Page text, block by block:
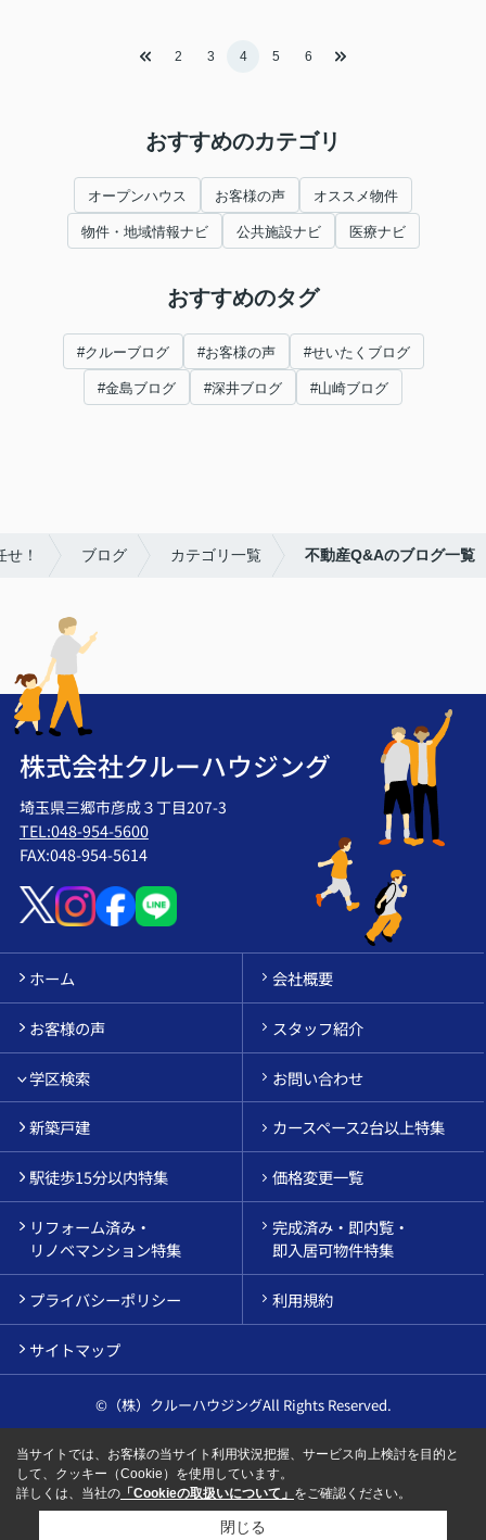
2 3 4 5 6
おすすめのカテゴリ
オープンハウス お客様の声 オススメ物件
物件・地域情報ナビ 公共施設ナビ 医療ナビ
おすすめのタグ
#クルーブログ #お客様の声 #せいたくブログ
#金島ブログ #深井ブログ #山崎ブログ
！ ブログ カテゴリ一覧 不動産Q&Aのブログ一覧
株式会社クルーハウジング
埼玉県三郷市彦成３丁目207-3
TEL:048-954-5600
FAX:048-954-5614
ホーム 会社概要
お客様の声 スタッフ紹介
学区検索 お問い合わせ
新築戸建 カースペース2台以上特集
駅徒歩15分以内特集 価格変更一覧
リフォーム済み・
リノベマンション特集
完成済み・即内覧・
即入居可物件特集
プライバシーポリシー 利用規約
サイトマップ
©（株）クルーハウジングAll Rights Reserved.
当サイトでは、お客様の当サイト利用状況把握、サービス向上検討を目的と
して、クッキー（Cookie）を使用しています。
詳しくは、当社の 「Cookieの取扱いについて」 をご確認ください。
閉じる